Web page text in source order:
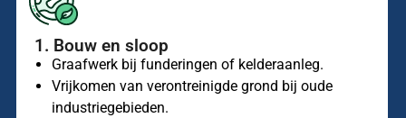
1. Bouw en sloop
Graafwerk bij funderingen of kelderaanleg.
Vrijkomen van verontreinigde grond bij oude
industriegebieden.